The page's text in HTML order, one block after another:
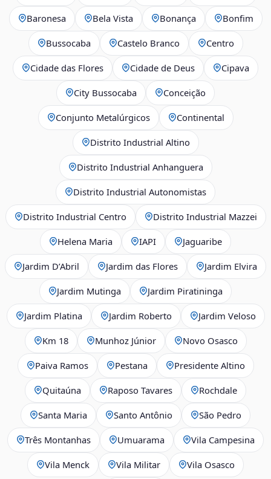
Baronesa Bela Vista Bonança Bonfim
Bussocaba Castelo Branco Centro
Cidade das Flores Cidade de Deus Cipava
City Bussocaba Conceição
Conjunto Metalúrgicos Continental
Distrito Industrial Altino
Distrito Industrial Anhanguera
Distrito Industrial Autonomistas
Distrito Industrial Centro Distrito Industrial Mazzei
Helena Maria IAPI Jaguaribe
Jardim D’Abril Jardim das Flores Jardim Elvira
Jardim Mutinga Jardim Piratininga
Jardim Platina Jardim Roberto Jardim Veloso
Km 18 Munhoz Júnior Novo Osasco
Paiva Ramos Pestana Presidente Altino
Quitaúna Raposo Tavares Rochdale
Santa Maria Santo Antônio São Pedro
Três Montanhas Umuarama Vila Campesina
Vila Menck Vila Militar Vila Osasco